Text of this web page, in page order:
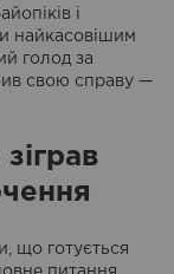
і
найкасовішим
голод за
свою справу —
що готується